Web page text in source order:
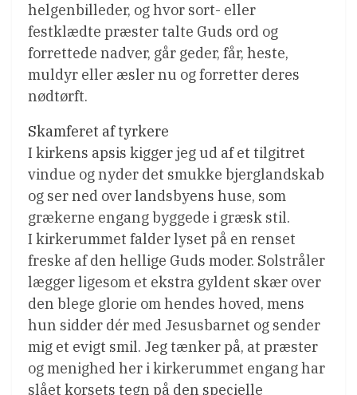
helgenbilleder, og hvor sort- eller
festklædte præster talte Guds ord og
forrettede nadver, går geder, får, heste,
muldyr eller æsler nu og forretter deres
nødtørft.
Skamferet af tyrkere
I kirkens apsis kigger jeg ud af et tilgitret
vindue og nyder det smukke bjerglandskab
og ser ned over landsbyens huse, som
grækerne engang byggede i græsk stil.
I kirkerummet falder lyset på en renset
freske af den hellige Guds moder. Solstråler
lægger ligesom et ekstra gyldent skær over
den blege glorie om hendes hoved, mens
hun sidder dér med Jesusbarnet og sender
mig et evigt smil. Jeg tænker på, at præster
og menighed her i kirkerummet engang har
slået korsets tegn på den specielle